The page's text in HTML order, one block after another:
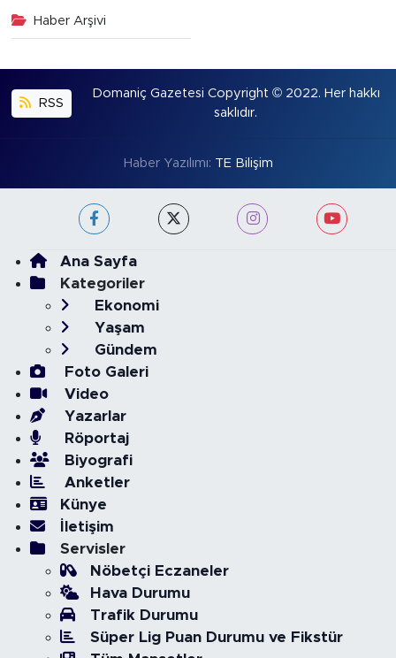
Haber Arşivi
RSS
Domaniç Gazetesi Copyright © 2022. Her hakkı
saklıdır.
Haber Yazılımı: TE Bilişim
Ana Sayfa
Kategoriler
Ekonomi
Yaşam
Gündem
Foto Galeri
Video
Yazarlar
Röportaj
Biyografi
Anketler
Künye
İletişim
Servisler
Nöbetçi Eczaneler
Hava Durumu
Trafik Durumu
Süper Lig Puan Durumu ve Fikstür